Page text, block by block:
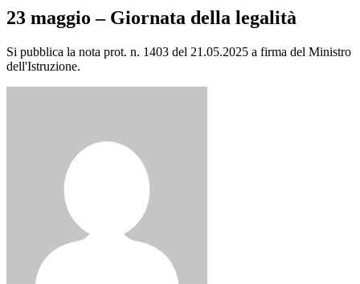
23 maggio – Giornata della legalità
Si pubblica la nota prot. n. 1403 del 21.05.2025 a firma del Ministro
dell'Istruzione.